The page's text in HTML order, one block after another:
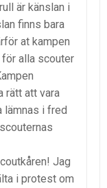
är känslan i
finns bara
at kampen
alla scouter
rätt att vara
lämnas i fred
Jag
i protest om